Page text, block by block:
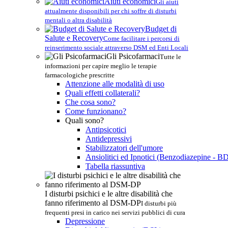
Gli aiuti
attualmente disponibili per chi soffre di disturbi
mentali o altra disabilità
Budget di
Salute e RecoveryCome facilitare i percorsi di
reinserimento sociale attraverso DSM ed Enti Locali
Gli PsicofarmaciTutte le
informazioni per capire meglio le terapie
farmacologiche prescritte
Attenzione alle modalità di uso
Quali effetti collaterali?
Che cosa sono?
Come funzionano?
Quali sono?
Antipsicotici
Antidepressivi
Stabilizzatori dell'umore
Ansiolitici ed Ipnotici (Benzodiazepine -
Tabella riassuntiva
I disturbi psichici e le altre disabilità che
fanno riferimento al DSM-DPI disturbi più
frequenti presi in carico nei servizi pubblici di cura
Depressione